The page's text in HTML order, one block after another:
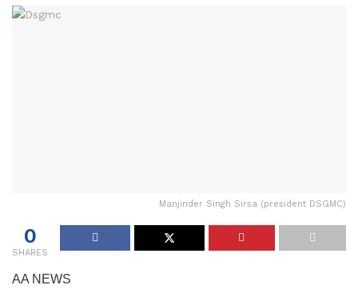
Manjinder Singh Sirsa (president DSGMC)
0
SHARES
AA NEWS